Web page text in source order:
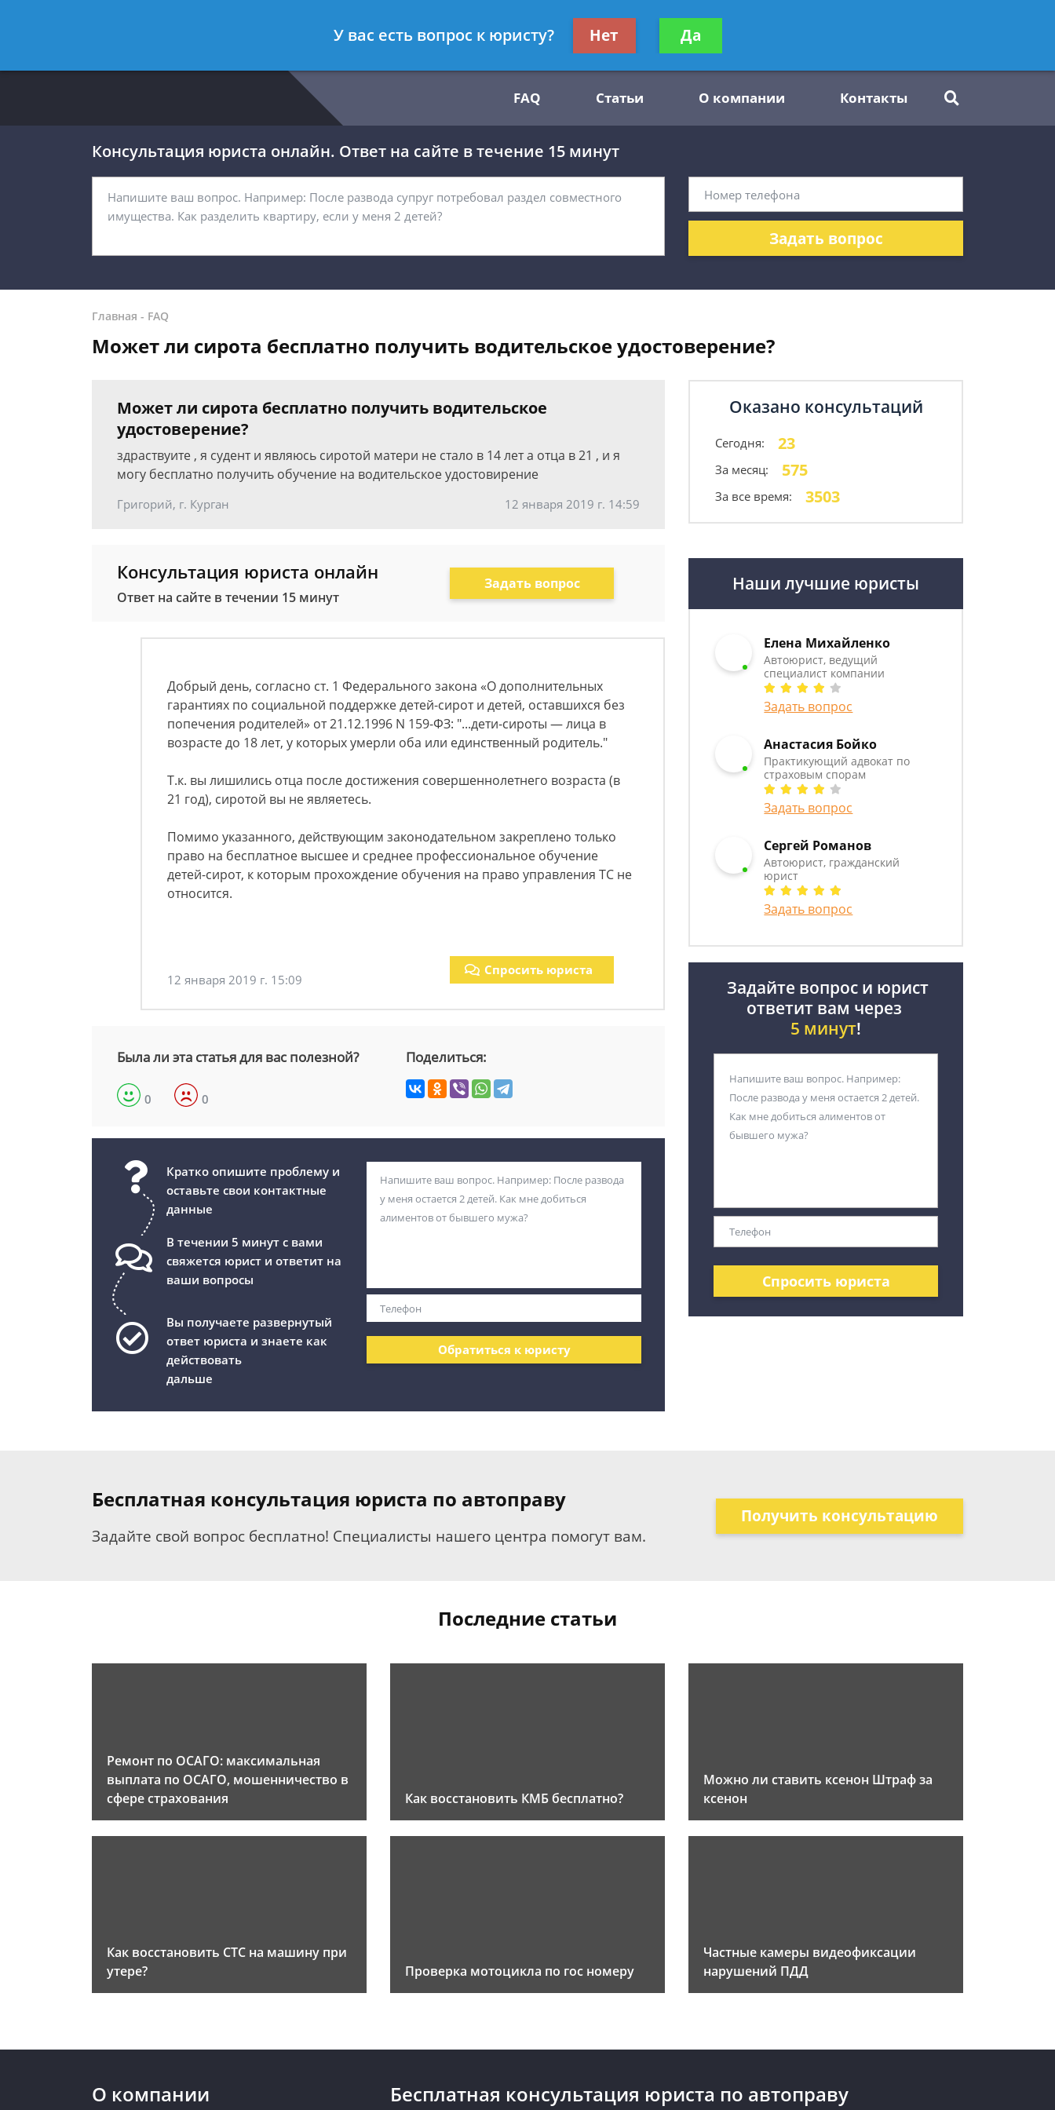
8 812 467-32-54
Получите консультацию
бесплатно
FAQ Статьи О компании Контакты
Консультация юриста онлайн. Ответ на сайте в течение 15 минут
Задать вопрос
Главная - FAQ
Может ли сирота бесплатно получить водительское удостоверение?
Может ли сирота бесплатно получить водительское
удостоверение?
здраствуите , я судент и являюсь сиротой матери не стало в 14 лет а отца в 21 , и я
могу бесплатно получить обучение на водительское удостовирение
Григорий, г. Курган 12 января 2019 г. 14:59
Консультация юриста онлайн
Ответ на сайте в течении 15 минут
Задать вопрос
Добрый день, согласно ст. 1 Федерального закона «О дополнительных
гарантиях по социальной поддержке детей-сирот и детей, оставшихся без
попечения родителей» от 21.12.1996 N 159-ФЗ: "...дети-сироты — лица в
возрасте до 18 лет, у которых умерли оба или единственный родитель."
Т.к. вы лишились отца после достижения совершеннолетнего возраста (в
21 год), сиротой вы не являетесь.
Помимо указанного, действующим законодательном закреплено только
право на бесплатное высшее и среднее профессиональное обучение
детей-сирот, к которым прохождение обучения на право управления ТС не
относится.
12 января 2019 г. 15:09
Спросить юриста
Была ли эта статья для вас полезной?
0 0
Поделиться:
Кратко опишите проблему и
оставьте свои контактные
данные
В течении 5 минут с вами
свяжется юрист и ответит на
ваши вопросы
Вы получаете развернутый
ответ юриста и знаете как
действовать
дальше
Обратиться к юристу
Оказано консультаций
Сегодня: 23
За месяц: 575
За все время: 3503
Наши лучшие юристы
Елена Михайленко
Автоюрист, ведущий
специалист компании
Задать вопрос
Анастасия Бойко
Практикующий адвокат по
страховым спорам
Задать вопрос
Сергей Романов
Автоюрист, гражданский
юрист
Задать вопрос
Задайте вопрос и юрист
ответит вам через
5 минут!
Спросить юриста
Бесплатная консультация юриста по автоправу
Задайте свой вопрос бесплатно! Специалисты нашего центра помогут вам.
Получить консультацию
Последние статьи
Ремонт по ОСАГО: максимальная
выплата по ОСАГО, мошенничество в
сфере страхования
Как восстановить КМБ бесплатно?
Можно ли ставить ксенон Штраф за
ксенон
Как восстановить СТС на машину при
утере?
Проверка мотоцикла по гос номеру
Частные камеры видеофиксации
нарушений ПДД
О компании Бесплатная консультация юриста по автоправу
У вас есть вопрос к юристу? Нет Да